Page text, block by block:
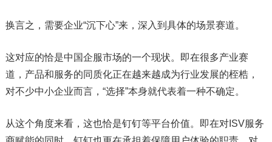
换言之，需要企业“沉下心”来，深入到具体的场景赛道。
这对应的恰是中国企服市场的一个现状。即在很多产业赛
道，产品和服务的同质化正在越来越成为行业发展的桎梏，
对不少中小企业而言，“选择”本身就代表着一种不确定。
从这个角度来看，这也恰是钉钉等平台价值。即在对ISV服务